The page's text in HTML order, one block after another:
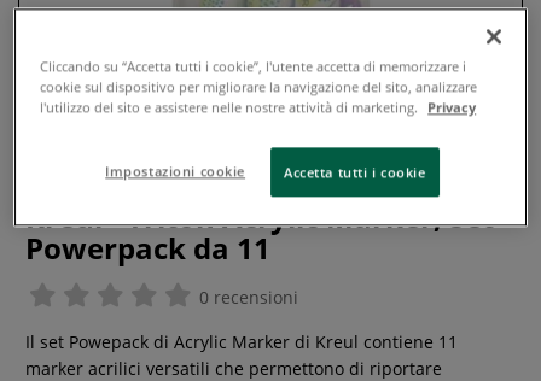
Kreul - Triton Acrylic Marker, Set
Powerpack da 11
0 recensioni
Il set Powepack di Acrylic Marker di Kreul contiene 11
marker acrilici versatili che permettono di riportare
Cliccando su “Accetta tutti i cookie”, l'utente accetta di memorizzare i
cookie sul dispositivo per migliorare la navigazione del sito, analizzare
l'utilizzo del sito e assistere nelle nostre attività di marketing.
Privacy
Impostazioni cookie Accetta tutti i cookie